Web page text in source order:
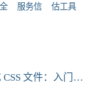
服务信
估工具
Sass 或 Less 文件编译成 CSS 文件：入门指南